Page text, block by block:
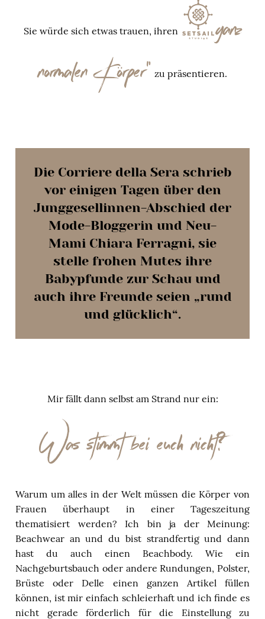
Sie würde sich etwas trauen, ihren „ganz
normalen Körper“ zu präsentieren.
Die Corriere della Sera schrieb
vor einigen Tagen über den
Junggesellinnen-Abschied der
Mode-Bloggerin und Neu-
Mami Chiara Ferragni, sie
stelle frohen Mutes ihre
Babypfunde zur Schau und
auch ihre Freunde seien „rund
und glücklich“.
Mir fällt dann selbst am Strand nur ein:
Was stimmt bei euch nicht?
Warum um alles in der Welt müssen die Körper von
Frauen überhaupt in einer Tageszeitung
thematisiert werden? Ich bin ja der Meinung:
Beachwear an und du bist strandfertig und dann
hast du auch einen Beachbody. Wie ein
Nachgeburtsbauch oder andere Rundungen, Polster,
Brüste oder Delle einen ganzen Artikel füllen
können, ist mir einfach schleierhaft und ich finde es
nicht gerade förderlich für die Einstellung zu